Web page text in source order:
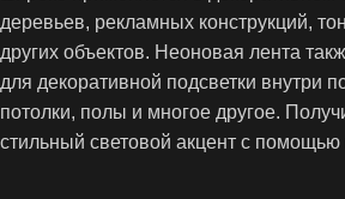
деревьев, рекламных конструкций,
других объектов. Неоновая лента
для декоративной подсветки внутри
потолки, полы и многое другое.
стильный световой акцент с